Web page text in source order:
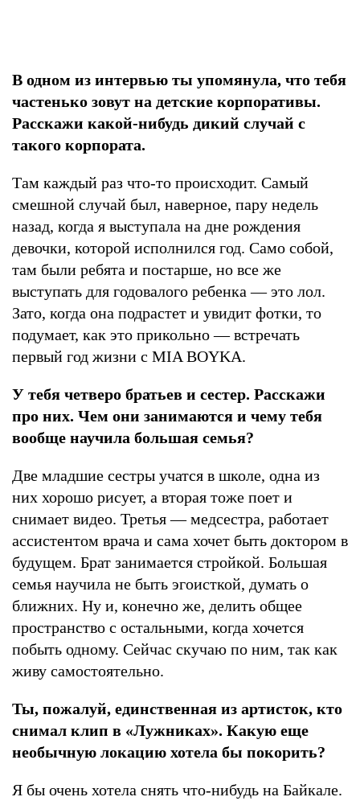
В одном из интервью ты упомянула, что тебя
частенько зовут на детские корпоративы.
Расскажи какой-нибудь дикий случай с
такого корпората.
Там каждый раз что-то происходит. Самый
смешной случай был, наверное, пару недель
назад, когда я выступала на дне рождения
девочки, которой исполнился год. Само собой,
там были ребята и постарше, но все же
выступать для годовалого ребенка — это лол.
Зато, когда она подрастет и увидит фотки, то
подумает, как это прикольно — встречать
первый год жизни с MIA BOYKA.
У тебя четверо братьев и сестер. Расскажи
про них. Чем они занимаются и чему тебя
вообще научила большая семья?
Две младшие сестры учатся в школе, одна из
них хорошо рисует, а вторая тоже поет и
снимает видео. Третья — медсестра, работает
ассистентом врача и сама хочет быть доктором в
будущем. Брат занимается стройкой. Большая
семья научила не быть эгоисткой, думать о
ближних. Ну и, конечно же, делить общее
пространство с остальными, когда хочется
побыть одному. Сейчас скучаю по ним, так как
живу самостоятельно.
Ты, пожалуй, единственная из артисток, кто
снимал клип в «Лужниках». Какую еще
необычную локацию хотела бы покорить?
Я бы очень хотела снять что-нибудь на Байкале.